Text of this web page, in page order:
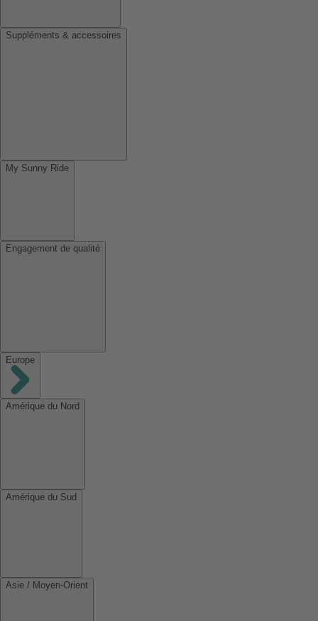
Suppléments & accessoires
My Sunny Ride
Engagement de qualité
Europe
Amérique du Nord
Amérique du Sud
Asie / Moyen-Orient